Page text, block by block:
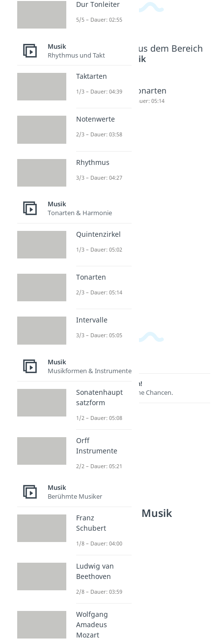
Beliebte Inhalte aus dem Bereich
Musik
Rhythmus
Dauer: 04:27
Quintenzi
Tonarten
Dauer: 05:14
Lernen lohnt sich!
Entdecke hier deine Chancen.
Weitere Inhalte: Musik
Rhythmus und Takt
Taktarten
Dauer: 04:39
Dauer: 03:58
Rhythmus
Dauer: 04:27
Dur Tonleiter
5/5 – Dauer: 02:55
Musik
Rhythmus und Takt
Taktarten
1/3 – Dauer: 04:39
Notenwerte
2/3 – Dauer: 03:58
Rhythmus
3/3 – Dauer: 04:27
Musik
Tonarten & Harmonie
Quintenzirkel
1/3 – Dauer: 05:02
Tonarten
2/3 – Dauer: 05:14
Intervalle
3/3 – Dauer: 05:05
Musik
Musikformen & Instrumente
Sonatenhaupt
satzform
1/2 – Dauer: 05:08
Orff
Instrumente
2/2 – Dauer: 05:21
Musik
Berühmte Musiker
Franz
Schubert
1/8 – Dauer: 04:00
Ludwig van
Beethoven
2/8 – Dauer: 03:59
Wolfgang
Amadeus
Mozart